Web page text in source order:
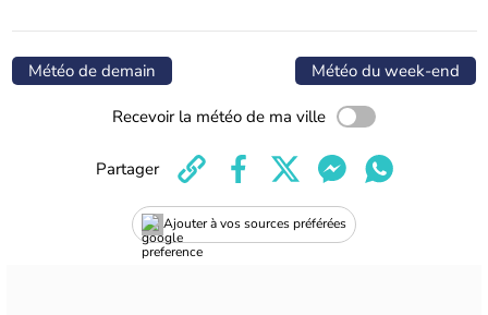
Météo de demain Météo du week-end
Recevoir la météo de ma ville
Ajouter à vos sources préférées
Partager